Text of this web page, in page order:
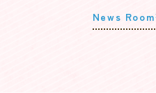
News Room